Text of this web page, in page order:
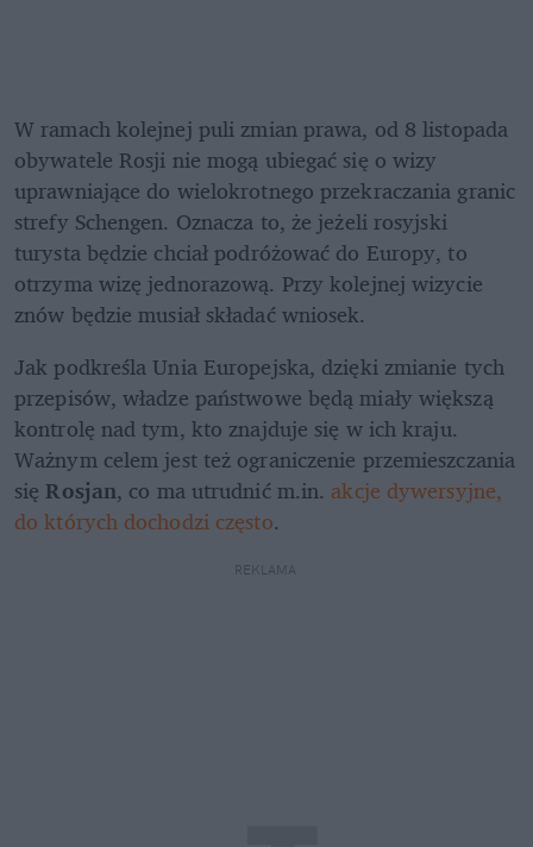
W ramach kolejnej puli zmian prawa, od 8 listopada
obywatele Rosji nie mogą ubiegać się o wizy
uprawniające do wielokrotnego przekraczania granic
strefy Schengen. Oznacza to, że jeżeli rosyjski
turysta będzie chciał podróżować do Europy, to
otrzyma wizę jednorazową. Przy kolejnej wizycie
znów będzie musiał składać wniosek.
Jak podkreśla Unia Europejska, dzięki zmianie tych
przepisów, władze państwowe będą miały większą
kontrolę nad tym, kto znajduje się w ich kraju.
Ważnym celem jest też ograniczenie przemieszczania
się Rosjan, co ma utrudnić m.in. akcje dywersyjne,
do których dochodzi często.
REKLAMA